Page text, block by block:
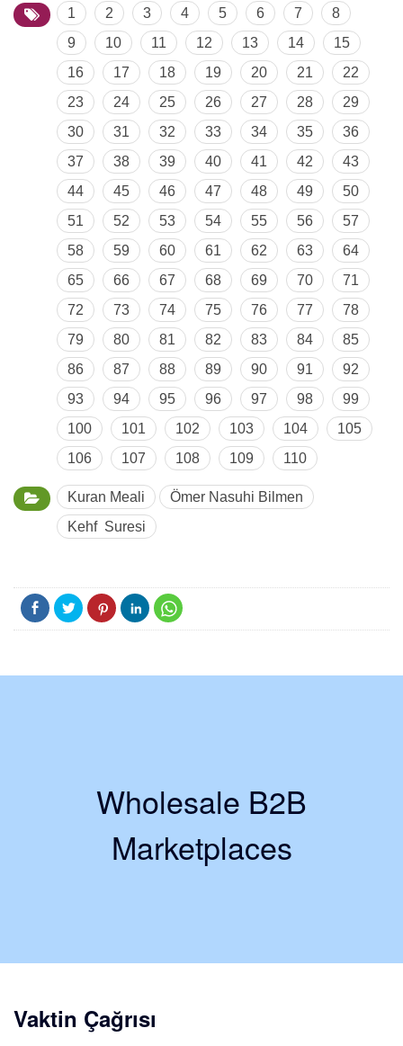
1 2 3 4 5 6 7
8
9
10 11 12 13 14
15
16
17 18 19 20 21
22
23
24 25 26 27 28
29
30
31 32 33 34 35
36
37
38 39 40 41 42
43
44
45 46 47 48 49
50
51
52 53 54 55 56
57
58
59 60 61 62 63
64
65
66 67 68 69 70
71
72
73 74 75 76 77
78
79
80 81 82 83 84
85
86
87 88 89 90 91
92
93
94 95 96 97 98
99
100
101 102 103 104
105
106
107 108 109 110
Kuran Meali
Ömer Nasuhi Bilmen
Kehf Suresi
Wholesale B2B
Marketplaces
Vaktin Çağrısı